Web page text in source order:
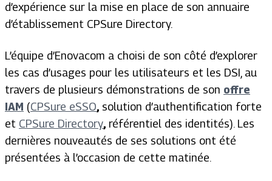
d’expérience sur la mise en place de son annuaire
d’établissement CPSure Directory.
L’équipe d’Enovacom a choisi de son côté d’explorer
les cas d’usages pour les utilisateurs et les DSI, au
travers de plusieurs démonstrations de son offre
IAM (CPSure eSSO, solution d’authentification forte
et CPSure Directory, référentiel des identités). Les
dernières nouveautés de ses solutions ont été
présentées à l’occasion de cette matinée.